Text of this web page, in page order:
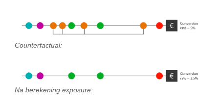
Counterfactual:
Na berekening exposure: